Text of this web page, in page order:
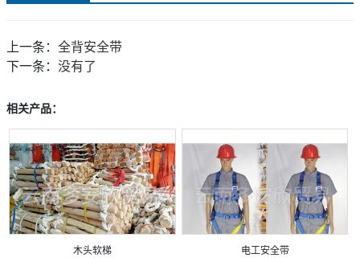
上一条： 全背安全带
下一条： 没有了
相关产品：
木头软梯 电工安全带